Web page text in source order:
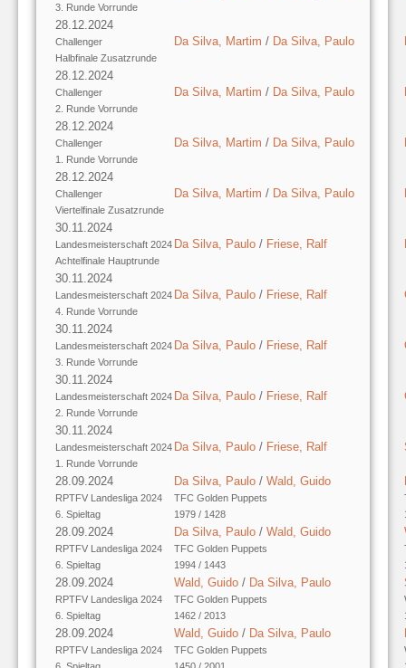
3. Runde Vorrunde
28.12.2024
Challenger
Halbfinale Zusatzrunde
Da Silva, Martim / Da Silva, Paulo
28.12.2024
Challenger
2. Runde Vorrunde
Da Silva, Martim / Da Silva, Paulo
28.12.2024
Challenger
1. Runde Vorrunde
Da Silva, Martim / Da Silva, Paulo
28.12.2024
Challenger
Viertelfinale Zusatzrunde
Da Silva, Martim / Da Silva, Paulo
30.11.2024
Landesmeisterschaft 2024
Achtelfinale Hauptrunde
Da Silva, Paulo / Friese, Ralf
30.11.2024
Landesmeisterschaft 2024
4. Runde Vorrunde
Da Silva, Paulo / Friese, Ralf
30.11.2024
Landesmeisterschaft 2024
3. Runde Vorrunde
Da Silva, Paulo / Friese, Ralf
30.11.2024
Landesmeisterschaft 2024
2. Runde Vorrunde
Da Silva, Paulo / Friese, Ralf
30.11.2024
Landesmeisterschaft 2024
1. Runde Vorrunde
Da Silva, Paulo / Friese, Ralf
28.09.2024
RPTFV Landesliga 2024
6. Spieltag
Da Silva, Paulo / Wald, Guido
TFC Golden Puppets
1979 / 1428
28.09.2024
RPTFV Landesliga 2024
6. Spieltag
Da Silva, Paulo / Wald, Guido
TFC Golden Puppets
1994 / 1443
28.09.2024
RPTFV Landesliga 2024
6. Spieltag
Wald, Guido / Da Silva, Paulo
TFC Golden Puppets
1462 / 2013
28.09.2024
RPTFV Landesliga 2024
6. Spieltag
Wald, Guido / Da Silva, Paulo
TFC Golden Puppets
1450 / 2001